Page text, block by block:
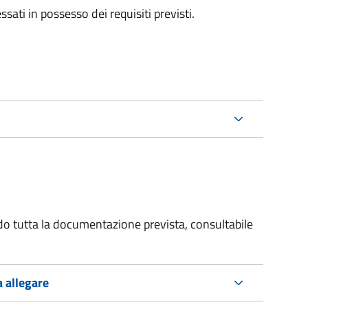
in possesso dei requisiti previsti.
tutta la documentazione prevista, consultabile
allegare